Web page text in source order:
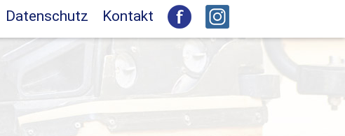
Datenschutz Kontakt